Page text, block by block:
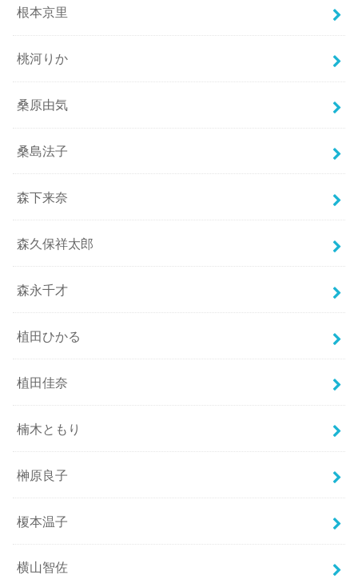
根本京里
桃河りか
桑原由気
桑島法子
森下来奈
森久保祥太郎
森永千才
植田ひかる
植田佳奈
楠木ともり
榊原良子
榎本温子
横山智佐